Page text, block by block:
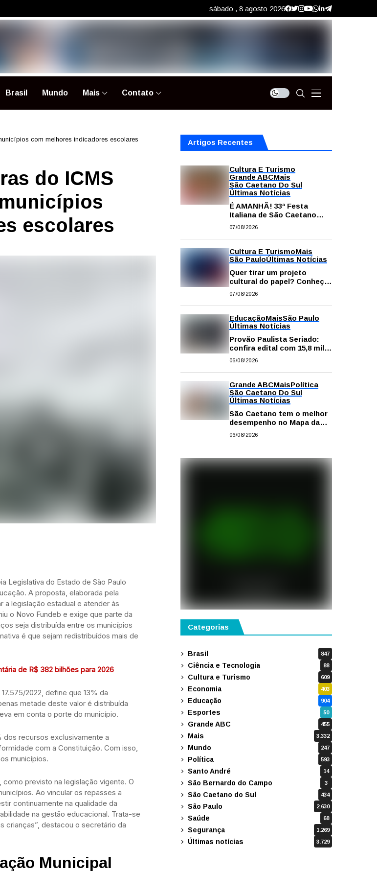
sábado , 8 agosto 2026
Brasil Mundo Mais Contato
com melhores indicadores escolares
do ICMS
escolares
Legislativa do Estado de São Paulo
A proposta, elaborada pela
legislação estadual e atender às
o Novo Fundeb e exige que parte da
seja distribuída entre os municípios
é que sejam redistribuídos mais de
de R$ 382 bilhões para 2026
2022, define que 13% da
metade deste valor é distribuída
em conta o porte do município.
dos recursos exclusivamente a
com a Constituição. Com isso,
municípios.
como previsto na legislação vigente. O
Ao vincular os repasses a
continuamente na qualidade da
na gestão educacional. Trata-se
crianças”, destacou o secretário da
Municipal
Artigos Recentes
Cultura E Turismo
Grande ABCMais
São Caetano Do Sul
Últimas Notícias
É AMANHÃ! 33ª Festa
Italiana de São Caetano
começa neste sábado com
solidariedade
07/08/2026
Cultura E TurismoMais
São PauloÚltimas Notícias
Quer tirar um projeto
cultural do papel? Conheça
os principais editais
07/08/2026
EducaçãoMaisSão Paulo
Últimas Notícias
Provão Paulista Seriado:
confira edital com 15,8 mil
vagas para ensino superior
06/08/2026
Grande ABCMaisPolítica
São Caetano Do Sul
Últimas Notícias
São Caetano tem o melhor
desempenho no Mapa da
Desigualdade da Grande SP
06/08/2026
Categorias
Brasil 847
Ciência e Tecnologia 88
Cultura e Turismo 609
Economia 403
Educação 904
Esportes 50
Grande ABC 455
Mais 3.332
Mundo 247
Política 593
Santo André 14
São Bernardo do Campo 3
São Caetano do Sul 434
São Paulo 2.630
Saúde 68
Segurança 1.269
Últimas notícias 3.729